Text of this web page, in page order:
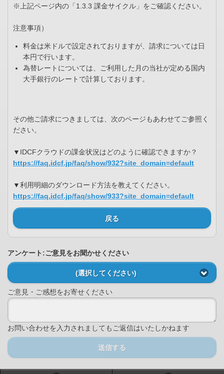
※上記ページ内の「1.3.3 課金サイクル」をご確認ください。
注意事項）
料金は米ドルで設定されておりますが、請求については日
本円で行います。
為替レートについては、ご利用した月の当社が定める国内
大手銀行のレートで計算しております。
その他ご請求につきましては、次のページもあわせてご参照く
ださい。
▼IDCFクラウドの課金状況はどのように確認できますか？
https://faq.idcf.jp/faq/show/932?site_domain=default
▼利用明細のダウンロード方法を教えてください。
https://faq.idcf.jp/faq/show/933?site_domain=default
戻る
アンケート:ご意見をお聞かせください
(選択してください)
ご意見・ご感想をお寄せください
お問い合わせを入力されましてもご返信はいたしかねます
送信する